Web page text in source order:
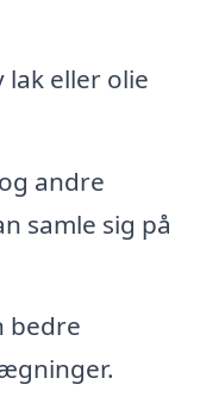
eller olie
andre
samle sig på
bedre